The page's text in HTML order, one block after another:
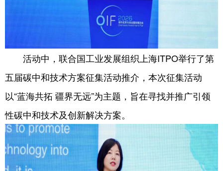
活动中，联合国工业发展组织上海ITPO举行了第
五届碳中和技术方案征集活动推介，本次征集活动
以“蓝海共拓 疆界无远”为主题，旨在寻找并推广引领
性碳中和技术及创新解决方案。